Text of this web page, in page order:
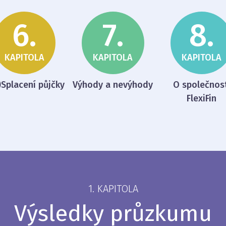
6.
KAPITOLA
půjčky
7.
KAPITOLA
Výhody a nevýhody
8.
KAPITOLA
O
FlexiFin
1. KAPITOLA
Výsledky průzkumu